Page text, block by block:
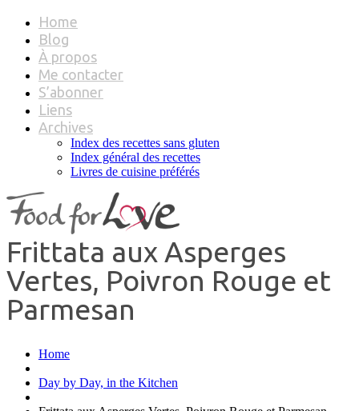
Home
Blog
À propos
Me contacter
S’abonner
Liens
Archives
Index des recettes sans gluten
Index général des recettes
Livres de cuisine préférés
Frittata aux Asperges
Vertes, Poivron Rouge et
Parmesan
Home
Day by Day, in the Kitchen